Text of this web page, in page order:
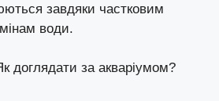
завдяки частковим
води.
доглядати за акваріумом?